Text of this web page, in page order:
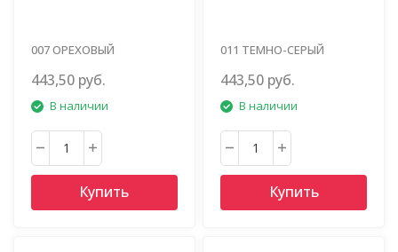
007 ОРЕХОВЫЙ
443,50 руб.
В наличии
Купить
011 ТЕМНО-СЕРЫЙ
443,50 руб.
В наличии
Купить